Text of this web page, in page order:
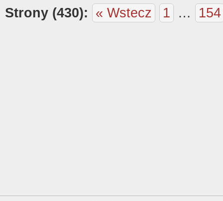
Strony (430): « Wstecz 1 … 154